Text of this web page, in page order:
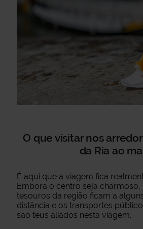
O que visitar nos
da Ria ao
É aqui que a viagem fica
Embora o centro seja charmoso,
tesouros da região ficam a
distância e os transportes
são teus aliados nesta viagem.